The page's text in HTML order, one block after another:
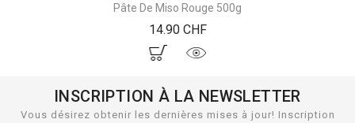
Pâte De Miso Rouge 500g
14.90 CHFPrix
INSCRIPTION À LA NEWSLETTER
Vous désirez obtenir les dernières mises à jour! Inscription